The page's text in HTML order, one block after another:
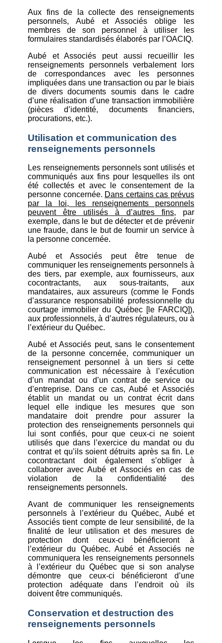
Aux fins de la collecte des renseignements
personnels, Aubé et Associés oblige les
membres de son personnel à utiliser les
formulaires standardisés élaborés par l’OACIQ.
Aubé et Associés peut aussi recueillir les
renseignements personnels verbalement lors
de correspondances avec les personnes
impliquées dans une transaction ou par le biais
de divers documents soumis dans le cadre
d’une réalisation d’une transaction immobilière
(pièces d’identité, documents financiers,
procurations, etc.).
Utilisation et communication des
renseignements personnels
Les renseignements personnels sont utilisés et
communiqués aux fins pour lesquelles ils ont
été collectés et avec le consentement de la
personne concernée. Dans certains cas prévus
par la loi, les renseignements personnels
peuvent être utilisés à d’autres fins, par
exemple, dans le but de détecter et de prévenir
une fraude, dans le but de fournir un service à
la personne concernée.
Aubé et Associés peut être tenue de
communiquer les renseignements personnels à
des tiers, par exemple, aux fournisseurs, aux
cocontractants, aux sous-traitants, aux
mandataires, aux assureurs (comme le Fonds
d’assurance responsabilité professionnelle du
courtage immobilier du Québec [le FARCIQ]),
aux professionnels, à d’autres régulateurs, ou à
l’extérieur du Québec.
Aubé et Associés peut, sans le consentement
de la personne concernée, communiquer un
renseignement personnel à un tiers si cette
communication est nécessaire à l’exécution
d’un mandat ou d’un contrat de service ou
d’entreprise. Dans ce cas, Aubé et Associés
établit un mandat ou un contrat écrit dans
lequel elle indique les mesures que son
mandataire doit prendre pour assurer la
protection des renseignements personnels qui
lui sont confiés, pour que ceux-ci ne soient
utilisés que dans l’exercice du mandat ou du
contrat et qu’ils soient détruits après sa fin. Le
cocontractant doit également s’obliger à
collaborer avec Aubé et Associés en cas de
violation de la confidentialité des
renseignements personnels.
Avant de communiquer les renseignements
personnels à l’extérieur du Québec, Aubé et
Associés tient compte de leur sensibilité, de la
finalité de leur utilisation et des mesures de
protection dont ceux-ci bénéficieront à
l’extérieur du Québec. Aubé et Associés ne
communiquera les renseignements personnels
à l’extérieur du Québec que si son analyse
démontre que ceux-ci bénéficieront d’une
protection adéquate dans l’endroit où ils
doivent être communiqués.
Conservation et destruction des
renseignements personnels